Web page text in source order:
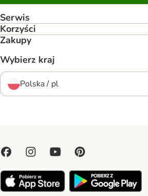
Serwis
Korzyści
Zakupy
Wybierz kraj
Polska / pl